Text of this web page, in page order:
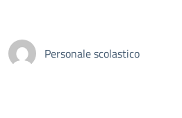
Personale scolastico